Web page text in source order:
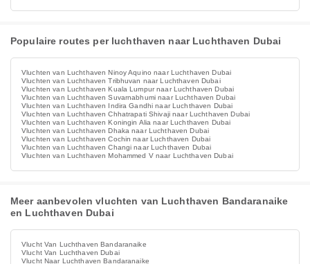
Populaire routes per luchthaven naar Luchthaven Dubai
Vluchten van Luchthaven Ninoy Aquino naar Luchthaven Dubai
Vluchten van Luchthaven Tribhuvan naar Luchthaven Dubai
Vluchten van Luchthaven Kuala Lumpur naar Luchthaven Dubai
Vluchten van Luchthaven Suvarnabhumi naar Luchthaven Dubai
Vluchten van Luchthaven Indira Gandhi naar Luchthaven Dubai
Vluchten van Luchthaven Chhatrapati Shivaji naar Luchthaven Dubai
Vluchten van Luchthaven Koningin Alia naar Luchthaven Dubai
Vluchten van Luchthaven Dhaka naar Luchthaven Dubai
Vluchten van Luchthaven Cochin naar Luchthaven Dubai
Vluchten van Luchthaven Changi naar Luchthaven Dubai
Vluchten van Luchthaven Mohammed V naar Luchthaven Dubai
Meer aanbevolen vluchten van Luchthaven Bandaranaike
en Luchthaven Dubai
Vlucht Van Luchthaven Bandaranaike
Vlucht Van Luchthaven Dubai
Vlucht Naar Luchthaven Bandaranaike